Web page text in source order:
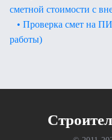
сметной стоимости с
• Проверка смет на
работы)